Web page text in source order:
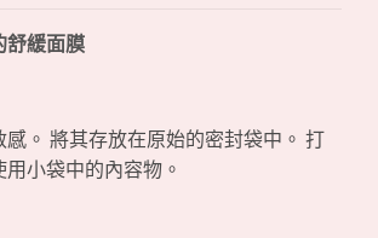
舒緩面膜
。 將其存放在原始的密封袋中。 打
小袋中的內容​​物。